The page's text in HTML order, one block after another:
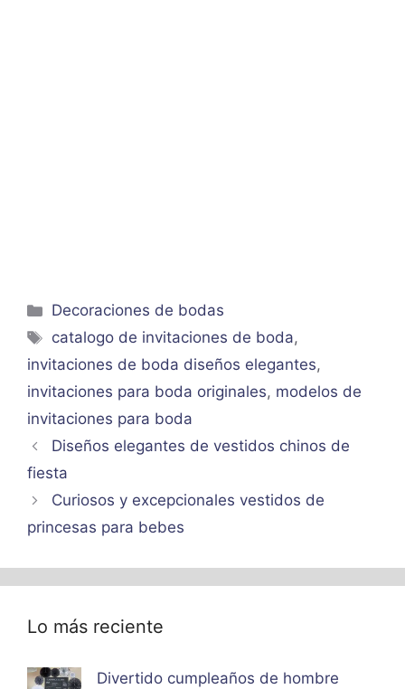
Categorías
Decoraciones de bodas
Etiquetas
catalogo de invitaciones de boda,
invitaciones de boda diseños elegantes,
invitaciones para boda originales, modelos de
invitaciones para boda
Diseños elegantes de vestidos chinos de
fiesta
Curiosos y excepcionales vestidos de
princesas para bebes
Lo más reciente
Divertido cumpleaños de hombre